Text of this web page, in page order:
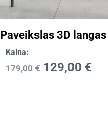
Paveikslas 3D langas
Kaina:
179,00€ 129,00 €